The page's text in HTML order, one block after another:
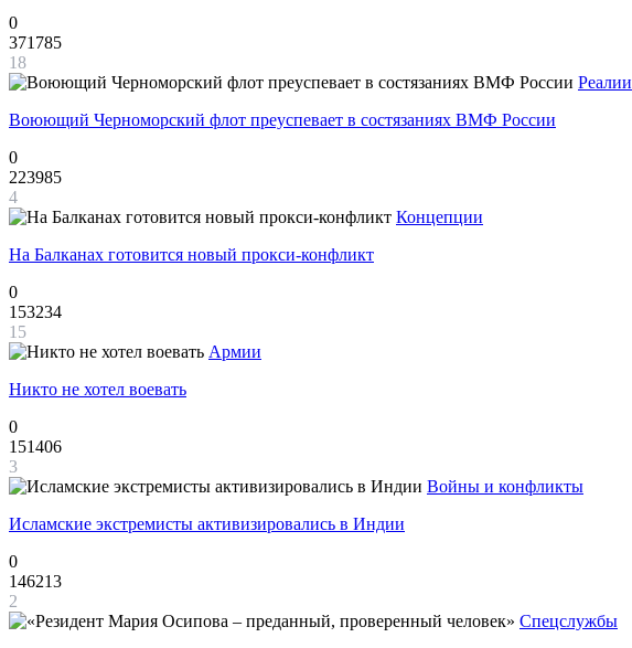
0
371785
18
Реалии
Воюющий Черноморский флот преуспевает в состязаниях ВМФ России
0
223985
4
Концепции
На Балканах готовится новый прокси-конфликт
0
153234
15
Армии
Никто не хотел воевать
0
151406
3
Войны и конфликты
Исламские экстремисты активизировались в Индии
0
146213
2
Спецслужбы